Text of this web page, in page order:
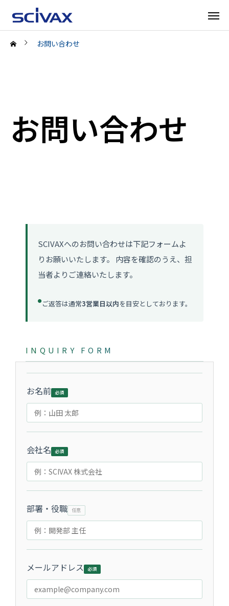
お問い合わせ
お問い合わせ
SCIVAXへのお問い合わせは下記フォームよ
りお願いいたします。 内容を確認のうえ、担
当者よりご連絡いたします。
●ご返答は通常3営業日以内を目安としております。
INQUIRY FORM
お名前
会社名
部署・役職
メールアドレス